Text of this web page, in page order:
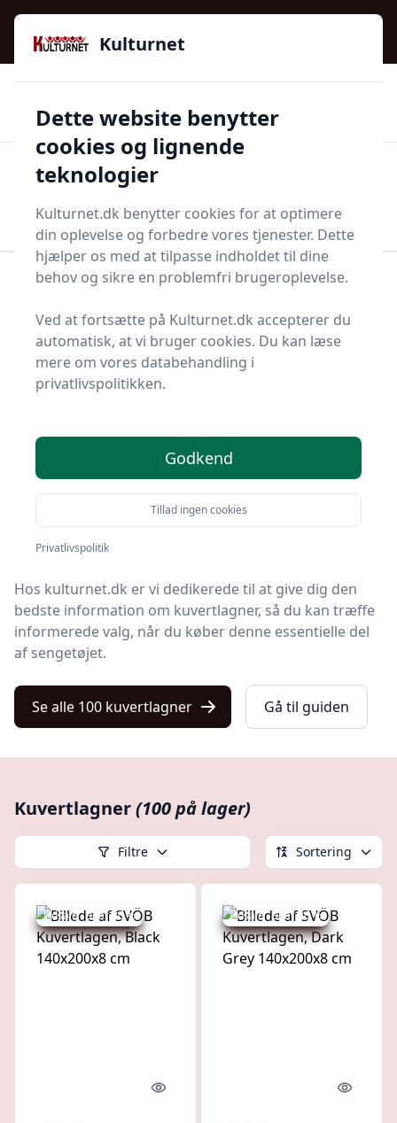
Kulturnet - Alt Det Gode I Livet | Din Kulturguide Siden
2016
97 kategorier 👍Kun godkendte butikker
Start søgning
Bolig og indretning
Soveværelse
Kuvertlagner - 100 på
lager
Velkommen til vores omfattende guide til
Dette praktiske produkt, ofte overset, kan vække en
stor forbedring i din søvnoplevelse og din
soveværelses æstetik.
Hos kulturnet.dk er vi dedikerede til at give dig den
bedste information om kuvertlagner, så du kan træffe
informerede valg, når du køber denne essentielle del
af sengetøjet.
Se alle 100 kuvertlagner Gå til guiden
Kuvertlagner(100 på lager)
Filtre Sortering
Udsalg - spar 30 %
Quick look
Udsalg - spar 30 %
Quick
Kulturnet
Dette website benytter
cookies og lignende
teknologier
Kulturnet.dk benytter cookies for at optimere
din oplevelse og forbedre vores tjenester. Dette
hjælper os med at tilpasse indholdet til dine
behov og sikre en problemfri brugeroplevelse.
Ved at fortsætte på Kulturnet.dk accepterer du
automatisk, at vi bruger cookies. Du kan læse
mere om vores databehandling i
privatlivspolitikken.
Godkend
Tillad ingen cookies
Privatlivspolitik